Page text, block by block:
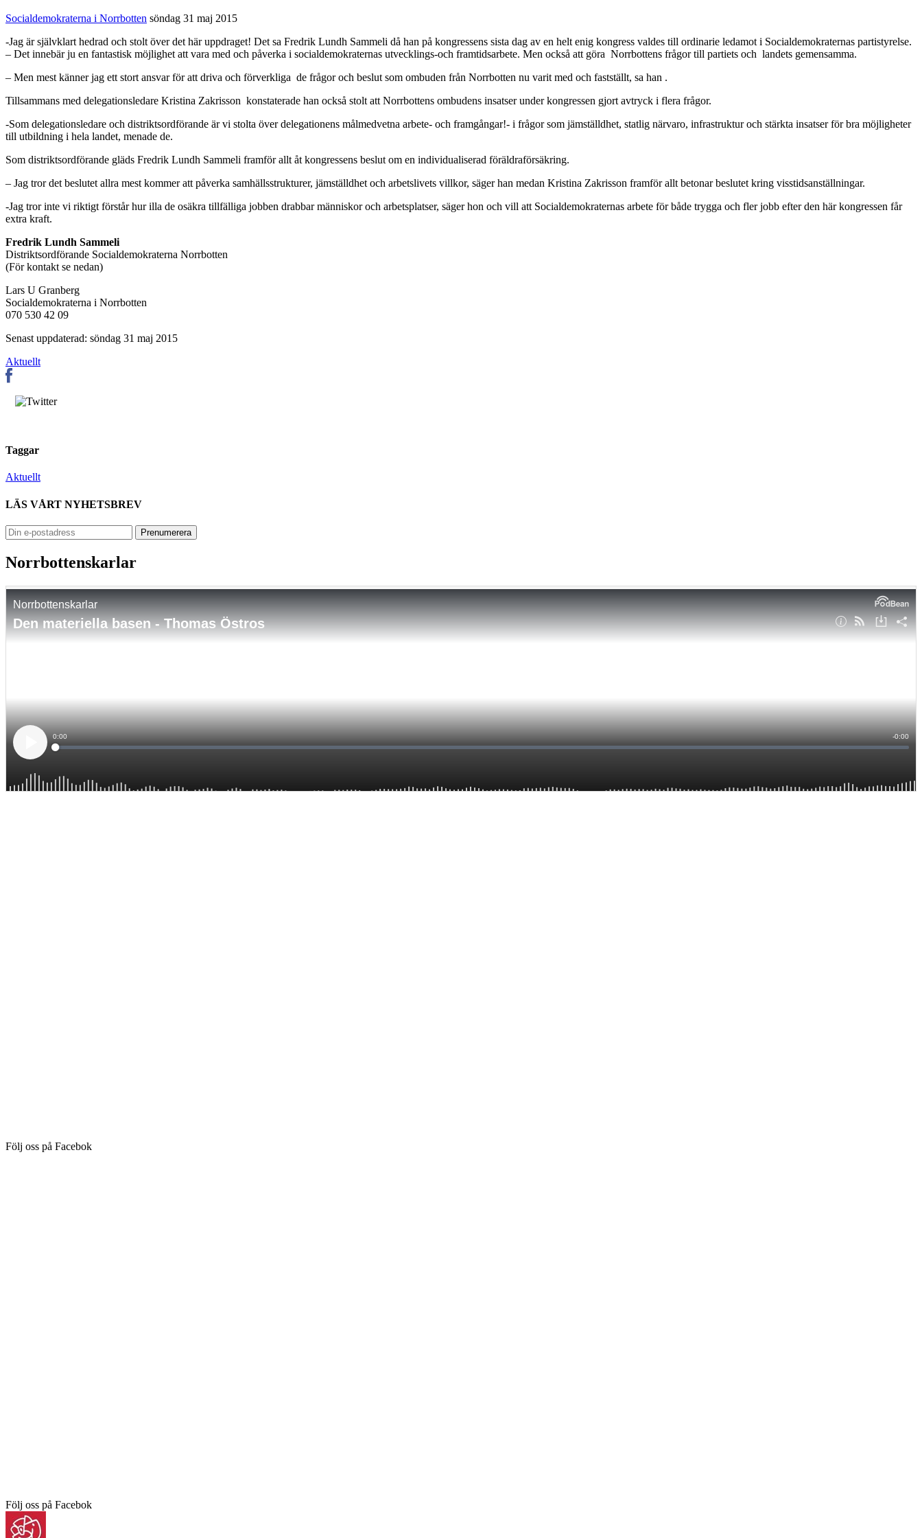
Socialdemokraterna i Norrbotten söndag 31 maj 2015
-Jag är självklart hedrad och stolt över det här uppdraget! Det sa Fredrik Lundh Sammeli då han på kongressens sista dag av en helt enig kongress valdes till ordinarie ledamot i Socialdemokraternas partistyrelse.
– Det innebär ju en fantastisk möjlighet att vara med och påverka i socialdemokraternas utvecklings-och framtidsarbete. Men också att göra Norrbottens frågor till partiets och landets gemensamma.
– Men mest känner jag ett stort ansvar för att driva och förverkliga de frågor och beslut som ombuden från Norrbotten nu varit med och fastställt, sa han .
Tillsammans med delegationsledare Kristina Zakrisson konstaterade han också stolt att Norrbottens ombudens insatser under kongressen gjort avtryck i flera frågor.
-Som delegationsledare och distriktsordförande är vi stolta över delegationens målmedvetna arbete- och framgångar!- i frågor som jämställdhet, statlig närvaro, infrastruktur och stärkta insatser för bra möjligheter
till utbildning i hela landet, menade de.
Som distriktsordförande gläds Fredrik Lundh Sammeli framför allt åt kongressens beslut om en individualiserad föräldraförsäkring.
– Jag tror det beslutet allra mest kommer att påverka samhällsstrukturer, jämställdhet och arbetslivets villkor, säger han medan Kristina Zakrisson framför allt betonar beslutet kring visstidsanställningar.
-Jag tror inte vi riktigt förstår hur illa de osäkra tillfälliga jobben drabbar människor och arbetsplatser, säger hon och vill att Socialdemokraternas arbete för både trygga och fler jobb efter den här kongressen får
extra kraft.
Fredrik Lundh Sammeli
Distriktsordförande Socialdemokraterna Norrbotten
(För kontakt se nedan)
Lars U Granberg
Socialdemokraterna i Norrbotten
070 530 42 09
Senast uppdaterad: söndag 31 maj 2015
Aktuellt
Taggar
Aktuellt
LÄS VÅRT NYHETSBREV
Norrbottenskarlar
Följ oss på Facebok
Följ oss på Facebok